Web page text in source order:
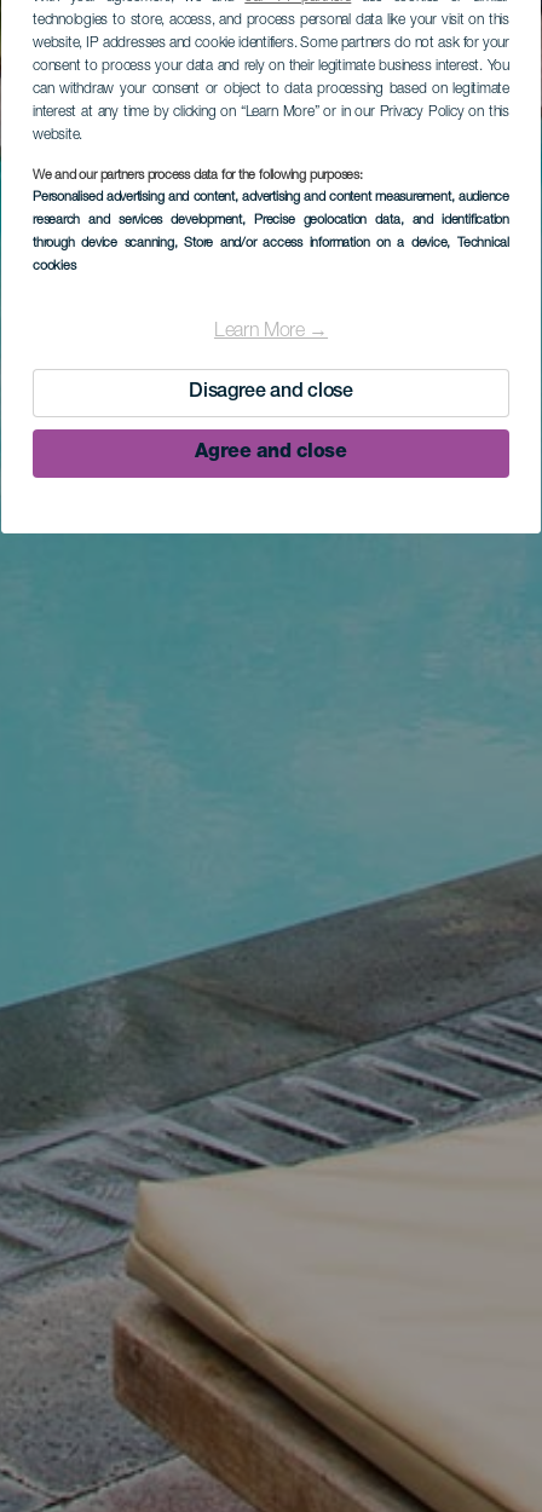
technologies to store, access, and process personal data like your visit on this
website, IP addresses and cookie identifiers. Some partners do not ask for your
consent to process your data and rely on their legitimate business interest. You
can withdraw your consent or object to data processing based on legitimate
interest at any time by clicking on “Learn More” or in our Privacy Policy on this
website.
We and our partners process data for the following purposes:
Personalised advertising and content, advertising and content measurement, audience
research and services development, Precise geolocation data, and identification
through device scanning, Store and/or access information on a device, Technical
cookies
Learn More →
Disagree and close
Agree and close